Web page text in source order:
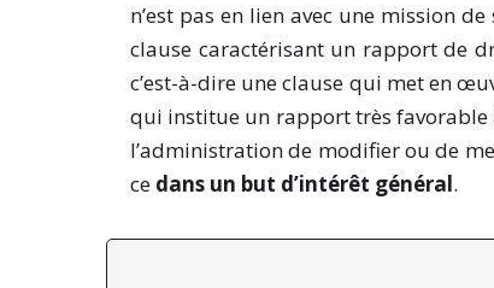
n’est pas en lien avec une mission
clause caractérisant un rapport de
c’est-à-dire une clause qui met en
qui institue un rapport très favorable
l’administration de modifier ou de
ce dans un but d’intérêt général.